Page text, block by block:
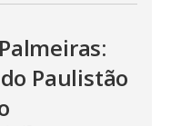
Paulistão